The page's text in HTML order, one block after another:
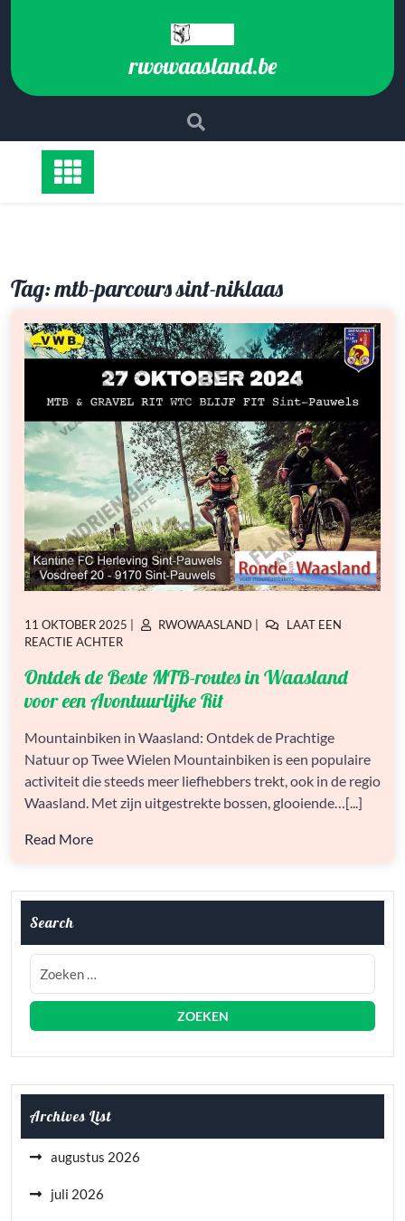
inhoud
rwowaasland.be
Tag:mtb-parcours sint-niklaas
GEPLAATST
OP
11 OKTOBER 2025 | GEPLAATST
RWOWAASLAND |
LAAT EEN
REACTIE ACHTEROP
DE
BESTE
MTB-
IN
WAASLAND
VOOR
EEN
AVONTUURLIJKE
Ontdek de Beste MTB-routes in Waasland
voor een Avontuurlijke Rit
Mountainbiken in Waasland: Ontdek de Prachtige
Natuur op Twee Wielen Mountainbiken is een populaire
activiteit die steeds meer liefhebbers trekt, ook in de regio
Waasland. Met zijn uitgestrekte bossen, glooiende…[...]
Read More
Search
Archives List
augustus 2026
juli 2026